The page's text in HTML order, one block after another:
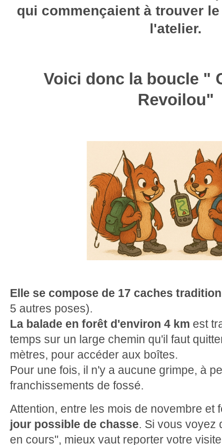
qui commençaient à trouver
l'atelier.
Voici donc la boucle "
Revoilou"
Elle se compose de 17 caches
5 autres poses).
La balade en forêt d'environ 4 km est
temps sur un large chemin qu'il faut
mètres, pour accéder aux boîtes.
Pour une fois, il n'y a aucune grimpe, à
franchissements de fossé.
Attention, entre les mois de novembre et
jour possible de chasse. Si vous voyez
en cours", mieux vaut reporter votre